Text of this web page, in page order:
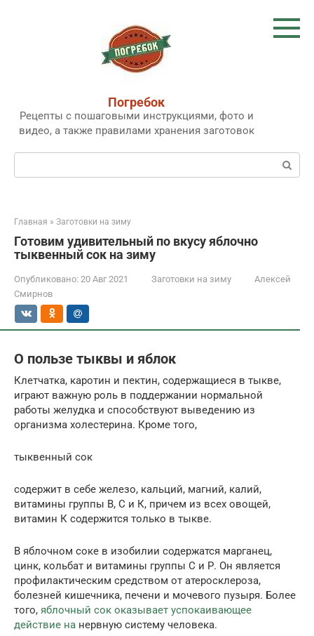
Погребок
Рецепты с пошаговыми инструкциями, фото и
видео, а также правилами хранения заготовок
Поиск:
Главная » Заготовки на зиму
Готовим удивительный по вкусу яблочно
тыквенный сок на зиму
Опубликовано: 20 Авг 2021 Заготовки на зиму
Алексей
Смирнов
О пользе тыквы и яблок
Клетчатка, каротин и пектин, содержащиеся в тыкве,
играют важную роль в поддержании нормальной
работы желудка и способствуют выведению из
организма холестерина. Кроме того,
тыквенный сок
содержит в себе железо, кальций, магний, калий,
витамины группы В, С и К, причем из всех овощей,
витамин К содержится только в тыкве.
В яблочном соке в изобилии содержатся марганец,
цинк, кольбат и витамины группы С и Р. Он является
профилактическим средством от атеросклероза,
болезней кишечника, печени и мочевого пузыря. Более
того, яблочный сок оказывает успокаивающее
действие на нервную систему человека.